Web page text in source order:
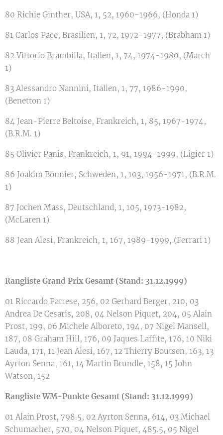
80 Richie Ginther, USA, 1, 52, 1960-1966, (Honda 1)
81 Carlos Pace, Brasilien, 1, 72, 1972-1977, (Brabham 1)
82 Vittorio Brambilla, Italien, 1, 74, 1974-1980, (March
1)
83 Alessandro Nannini, Italien, 1, 77, 1986-1990,
(Benetton 1)
84 Jean-Pierre Beltoise, Frankreich, 1, 85, 1967-1974,
(B.R.M. 1)
85 Olivier Panis, Frankreich, 1, 91, 1994-1999, (Ligier 1)
86 Joakim Bonnier, Schweden, 1, 103, 1956-1971, (B.R.M.
1)
87 Jochen Mass, Deutschland, 1, 105, 1973-1982,
(McLaren 1)
88 Jean Alesi, Frankreich, 1, 167, 1989-1999, (Ferrari 1)
Rangliste Grand Prix Gesamt (Stand: 31.12.1999)
01 Riccardo Patrese, 256, 02 Gerhard Berger, 210, 03
Andrea De Cesaris, 208, 04 Nelson Piquet, 204, 05 Alain
Prost, 199, 06 Michele Alboreto, 194, 07 Nigel Mansell,
187, 08 Graham Hill, 176, 09 Jaques Laffite, 176, 10 Niki
Lauda, 171, 11 Jean Alesi, 167, 12 Thierry Boutsen, 163, 13
Ayrton Senna, 161, 14 Martin Brundle, 158, 15 John
Watson, 152
Rangliste WM-Punkte Gesamt (Stand: 31.12.1999)
01 Alain Prost, 798.5, 02 Ayrton Senna, 614, 03 Michael
Schumacher, 570, 04 Nelson Piquet, 485.5, 05 Nigel